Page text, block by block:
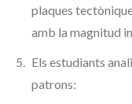
plaques
amb la magnitud
Els estudiants
patrons: